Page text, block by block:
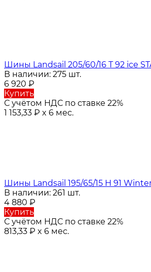
Шины Landsail 205/60/16 T 92 ice
В наличии: 275 шт.
6 920 ₽
Купить
С учётом НДС по ставке 22%
1 153,33 ₽ x 6 мес.
Шины Landsail 195/65/15 H 91
В наличии: 261 шт.
4 880 ₽
Купить
С учётом НДС по ставке 22%
813,33 ₽ x 6 мес.